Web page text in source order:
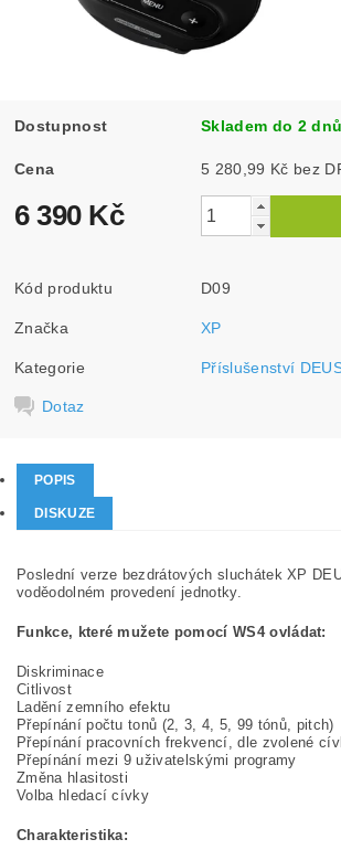
Dostupnost Skladem do 2 dnů
Cena 5 280,99 Kč
6 390 Kč
Kód produktu D09
Značka XP
Kategorie Příslušenství
Dotaz
POPIS
DISKUZE
Poslední verze bezdrátových sluchátek XP
voděodolném provedení jednotky.
Funkce, které mužete pomocí WS4 ovládat:
Diskriminace
Citlivost
Ladění zemního efektu
Přepínání počtu tonů (2, 3, 4, 5, 99 tónů, pitch)
Přepínání pracovních frekvencí, dle zvolené
Přepínání mezi 9 uživatelskými programy
Změna hlasitosti
Volba hledací cívky
Charakteristika: